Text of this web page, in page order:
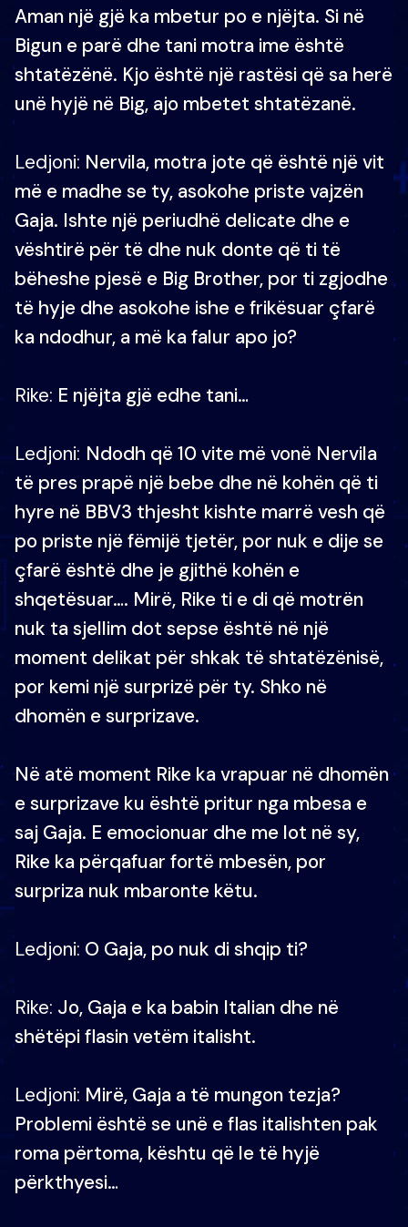
Aman një gjë ka mbetur po e njëjta. Si në
Bigun e parë dhe tani motra ime është
shtatëzënë. Kjo është një rastësi që sa herë
unë hyjë në Big, ajo mbetet shtatëzanë.
Ledjoni: Nervila, motra jote që është një vit
më e madhe se ty, asokohe priste vajzën
Gaja. Ishte një periudhë delicate dhe e
vështirë për të dhe nuk donte që ti të
bëheshe pjesë e Big Brother, por ti zgjodhe
të hyje dhe asokohe ishe e frikësuar çfarë
ka ndodhur, a më ka falur apo jo?
Rike: E njëjta gjë edhe tani…
Ledjoni: Ndodh që 10 vite më vonë Nervila
të pres prapë një bebe dhe në kohën që ti
hyre në BBV3 thjesht kishte marrë vesh që
po priste një fëmijë tjetër, por nuk e dije se
çfarë është dhe je gjithë kohën e
shqetësuar…. Mirë, Rike ti e di që motrën
nuk ta sjellim dot sepse është në një
moment delikat për shkak të shtatëzënisë,
por kemi një surprizë për ty. Shko në
dhomën e surprizave.
Në atë moment Rike ka vrapuar në dhomën
e surprizave ku është pritur nga mbesa e
saj Gaja. E emocionuar dhe me lot në sy,
Rike ka përqafuar fortë mbesën, por
surpriza nuk mbaronte këtu.
Ledjoni: O Gaja, po nuk di shqip ti?
Rike: Jo, Gaja e ka babin Italian dhe në
shëtëpi flasin vetëm italisht.
Ledjoni: Mirë, Gaja a të mungon tezja?
Problemi është se unë e flas italishten pak
roma përtoma, kështu që le të hyjë
përkthyesi…